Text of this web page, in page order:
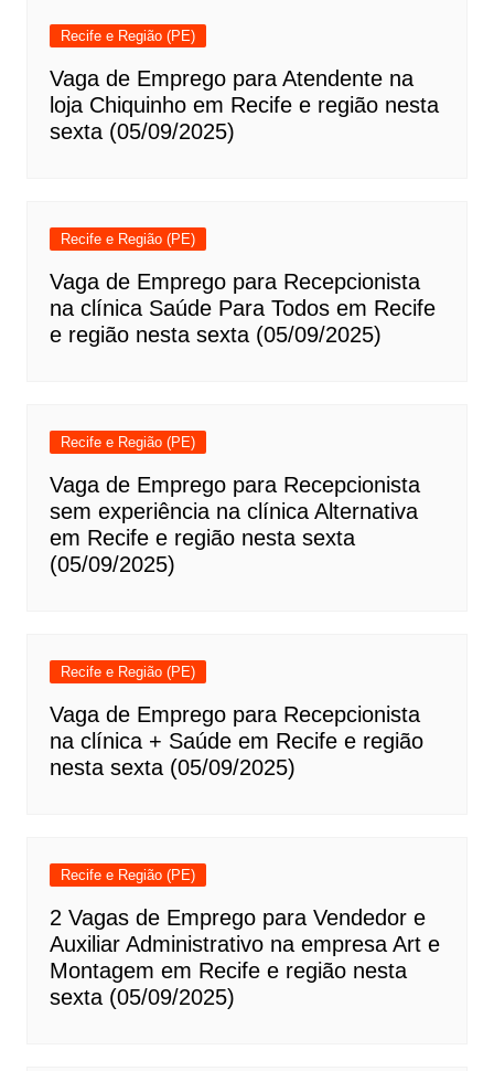
Recife e Região (PE)
Vaga de Emprego para Atendente na
loja Chiquinho em Recife e região nesta
sexta (05/09/2025)
Recife e Região (PE)
Vaga de Emprego para Recepcionista
na clínica Saúde Para Todos em Recife
e região nesta sexta (05/09/2025)
Recife e Região (PE)
Vaga de Emprego para Recepcionista
sem experiência na clínica Alternativa
em Recife e região nesta sexta
(05/09/2025)
Recife e Região (PE)
Vaga de Emprego para Recepcionista
na clínica + Saúde em Recife e região
nesta sexta (05/09/2025)
Recife e Região (PE)
2 Vagas de Emprego para Vendedor e
Auxiliar Administrativo na empresa Art e
Montagem em Recife e região nesta
sexta (05/09/2025)